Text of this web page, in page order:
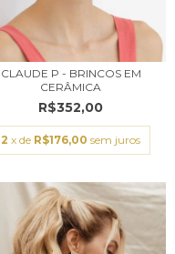
CLAUDE P - BRINCOS EM
CERÂMICA
R$352,00
2 x de R$176,00 sem juros